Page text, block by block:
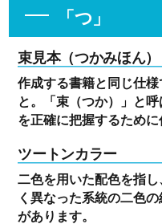
「つ」
束見本（つかみほん）
作成する書籍と同じ仕
と。「束（つか）」と
を正確に把握するために
ツートンカラー
二色を用いた配色を指
く異なった系統の二色
があります。